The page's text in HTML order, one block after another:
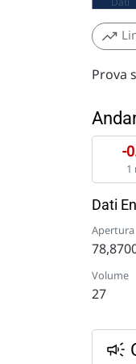
Prova
-
1
Dati
Apertura
Volume
27